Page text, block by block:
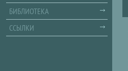
БИБЛИОТЕКА
ССЫЛКИ